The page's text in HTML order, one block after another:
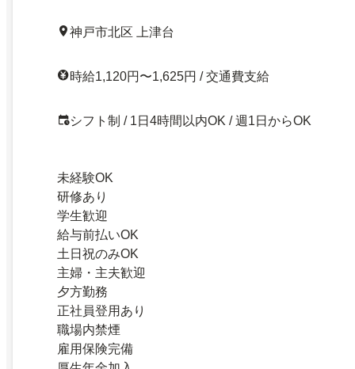
神戸市北区 上津台
時給1,120円〜1,625円 / 交通費支給
シフト制 / 1日4時間以内OK / 週1日からOK
未経験OK
研修あり
学生歓迎
給与前払いOK
土日祝のみOK
主婦・主夫歓迎
夕方勤務
正社員登用あり
職場内禁煙
雇用保険完備